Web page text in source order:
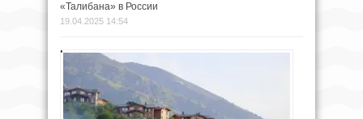
«Талибана» в России
19.04.2025 14:54